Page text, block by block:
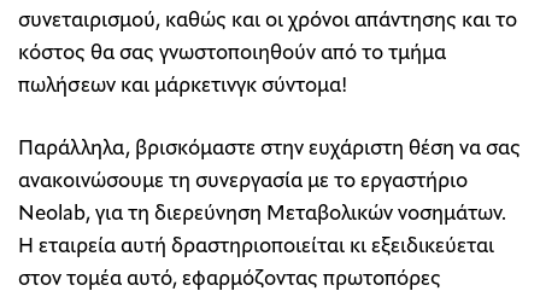
συνεταιρισμού, καθώς και οι χρόνοι απάντησης και το
κόστος θα σας γνωστοποιηθούν από το τμήμα
πωλήσεων και μάρκετινγκ σύντομα!
Παράλληλα, βρισκόμαστε στην ευχάριστη θέση να σας
ανακοινώσουμε τη συνεργασία με το εργαστήριο
Neolab, για τη διερεύνηση Μεταβολικών νοσημάτων.
Η εταιρεία αυτή δραστηριοποιείται κι εξειδικεύεται
στον τομέα αυτό, εφαρμόζοντας πρωτοπόρες